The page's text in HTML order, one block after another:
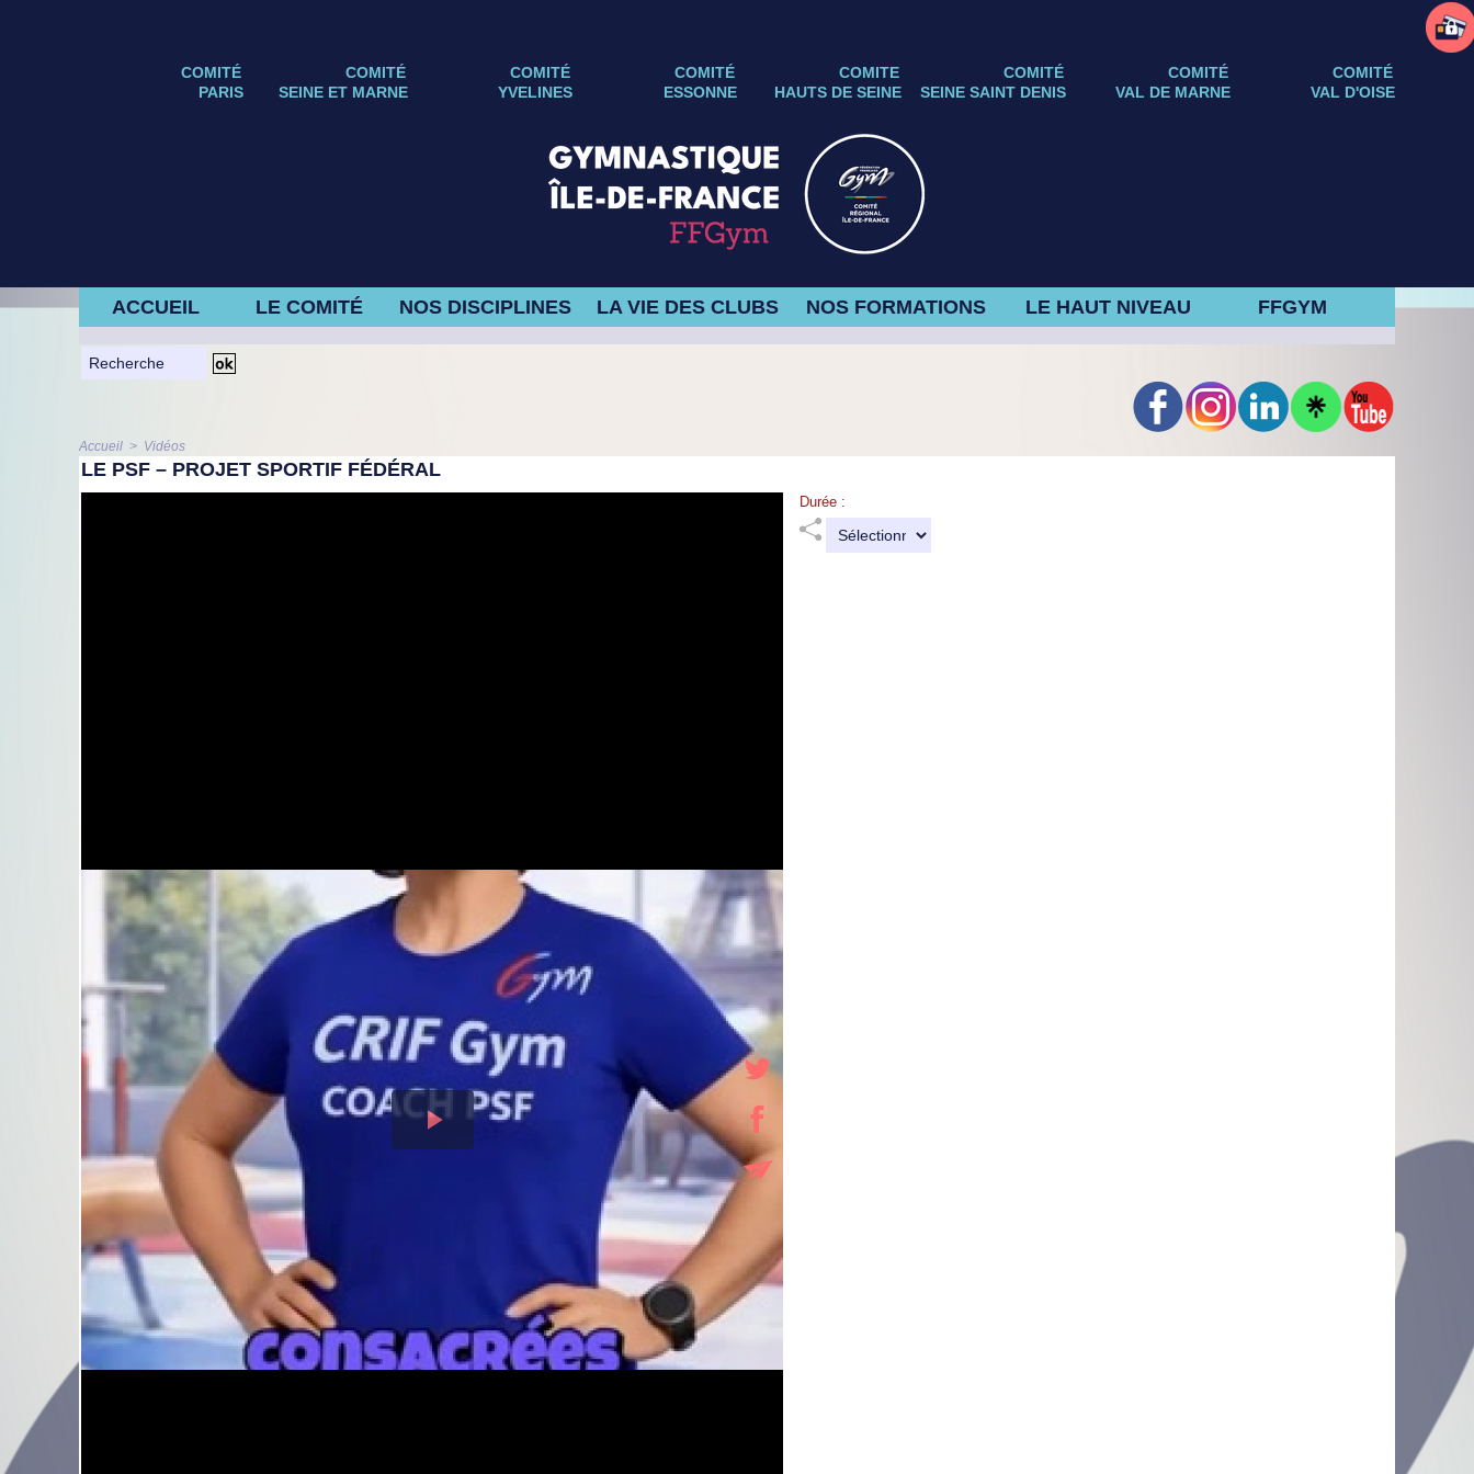
COMITÉ
COMITÉ
COMITÉ
COMITE
COMITÉ
COMITÉ
COMITÉ
COMITÉ
VAL D'OISE
VAL DE MARNE
SEINE SAINT DENIS
HAUTS DE SEINE
ESSONNE
YVELINES
SEINE ET MARNE
PARIS
ACCUEIL LE COMITÉ NOS DISCIPLINES LA VIE DES CLUBS NOS FORMATIONS LE HAUT NIVEAU FFGYM
Accueil > Vidéos
LE PSF – PROJET SPORTIF FÉDÉRAL
Durée :